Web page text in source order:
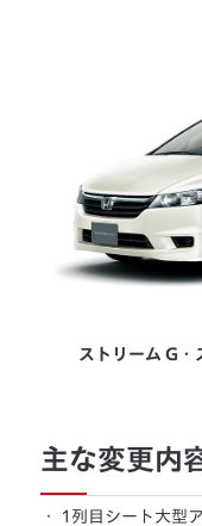
ストリーム G・
主な変更内
・
1列目シート大型